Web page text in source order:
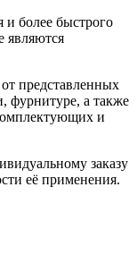
и более быстрого
являются
представленных
фурнитуре, а также
и
заказу
её применения.